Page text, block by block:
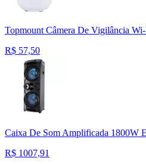
Topmount Câmera De Vigilância
R$ 57,50
Caixa De Som Amplificada 1800W
R$ 1007,91